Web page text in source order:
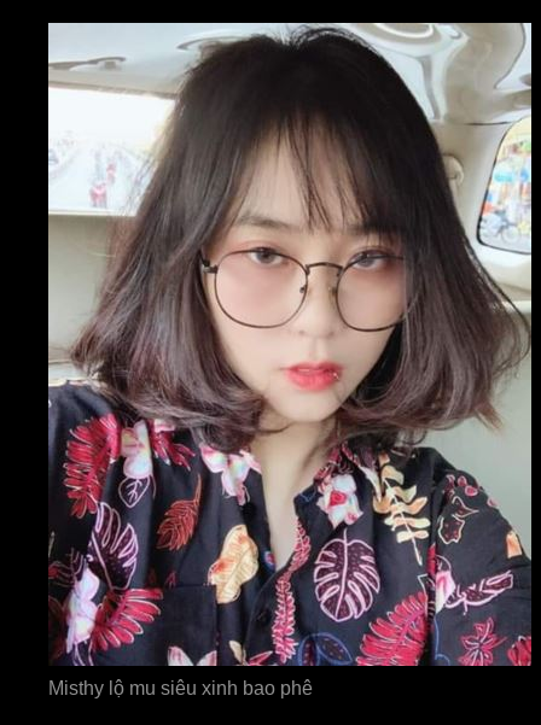
Misthy lộ mu siêu xinh bao phê